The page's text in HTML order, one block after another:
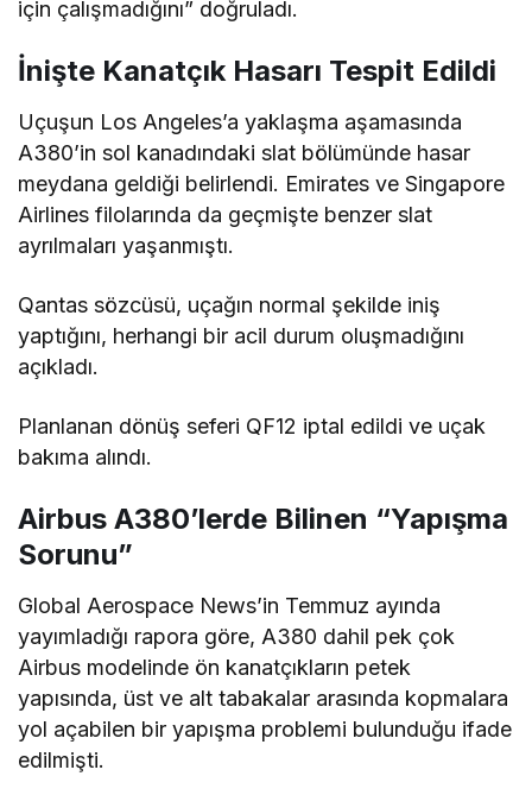
için çalışmadığını” doğruladı.
İnişte Kanatçık Hasarı Tespit Edildi
Uçuşun Los Angeles’a yaklaşma aşamasında
A380’in sol kanadındaki slat bölümünde hasar
meydana geldiği belirlendi. Emirates ve Singapore
ayrılmaları yaşanmıştı.
Qantas sözcüsü, uçağın normal şekilde iniş
açıkladı.
bakıma alındı.
Airbus A380’lerde Bilinen “Yapışma
Sorunu”
Global Aerospace News’in Temmuz ayında
yayımladığı rapora göre, A380 dahil pek çok
Airbus modelinde ön kanatçıkların petek
yapısında, üst ve alt tabakalar arasında kopmalara